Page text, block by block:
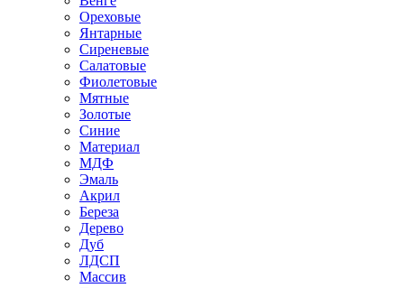
Ореховые
Янтарные
Сиреневые
Салатовые
Фиолетовые
Мятные
Золотые
Синие
Материал
МДФ
Эмаль
Акрил
Береза
Дерево
Дуб
ЛДСП
Массив